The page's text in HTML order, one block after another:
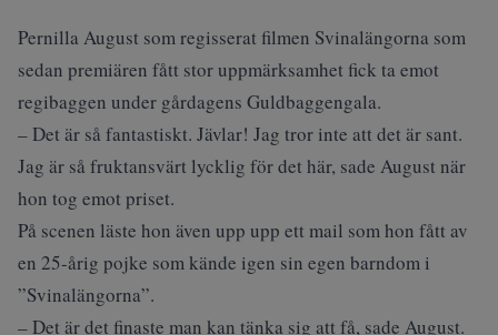
Pernilla August som regisserat filmen Svinalängorna som
sedan premiären fått stor uppmärksamhet fick ta emot
regibaggen under gårdagens Guldbaggengala.
– Det är så fantastiskt. Jävlar! Jag tror inte att det är sant.
Jag är så fruktansvärt lycklig för det här, sade August när
hon tog emot priset.
På scenen läste hon även upp upp ett mail som hon fått av
en 25-årig pojke som kände igen sin egen barndom i
”Svinalängorna”.
– Det är det finaste man kan tänka sig att få, sade August.